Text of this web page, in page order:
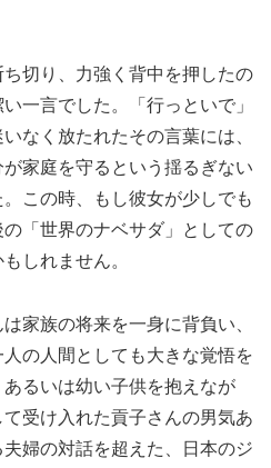
切り、力強く背中を押したの
一言でした。「行っといで」
なく放たれたその言葉には、
家庭を守るという揺るぎない
この時、もし彼女が少しでも
「世界のナベサダ」としての
しれません。
家族の将来を一身に背負い、
の人間としても大きな覚悟を
るいは幼い子供を抱えなが
受け入れた貢子さんの男気あ
婦の対話を超えた、日本のジ